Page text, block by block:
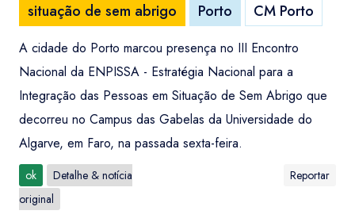
situação de sem abrigo
Porto CM Porto
A cidade do Porto marcou presença no III Encontro
Nacional da ENPISSA - Estratégia Nacional para a
Integração das Pessoas em Situação de Sem Abrigo que
decorreu no Campus das Gabelas da Universidade do
Algarve, em Faro, na passada sexta-feira.
ok
Detalhe & notícia
original
Reportar